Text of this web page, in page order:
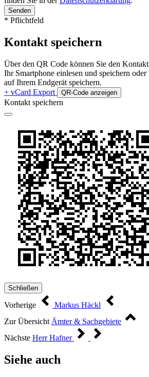
Senden
* Pflichtfeld
Kontakt speichern
Über den QR Code können Sie den
Ihr Smartphone einlesen und speichern
auf Ihrem Endgerät speichern.
+ vCard Export
QR-Code anzeigen
Kontakt speichern
Schließen
Vorherige
Markus Häckl
Zur Übersicht Ämter & Sachgebiete
Nächste Herr Hafner
Siehe auch